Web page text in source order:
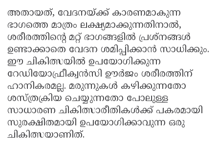
അതായത്, വേദനയ്ക്ക് കാരണമാകുന്ന
ഭാഗത്തെ മാത്രം ലക്ഷ്യമാക്കുന്നതിനാൽ,
ശരീരത്തിന്റെ മറ്റ് ഭാഗങ്ങളിൽ പ്രശ്‌നങ്ങൾ
ഉണ്ടാക്കാതെ വേദന ശമിപ്പിക്കാൻ സാധിക്കും.
ഈ ചികിത്സയിൽ ഉപയോഗിക്കുന്ന
റേഡിയോഫ്രീക്വൻസി ഊർജം ശരീരത്തിന്
ഹാനികരമല്ല. മരുന്നുകൾ കഴിക്കുന്നതോ
ശസ്ത്രക്രിയ ചെയ്യുന്നതോ പോലുള്ള
സാധാരണ ചികിത്സാരീതികൾക്ക് പകരമായി
സുരക്ഷിതമായി ഉപയോഗിക്കാവുന്ന ഒരു
ചികിത്സയാണിത്.